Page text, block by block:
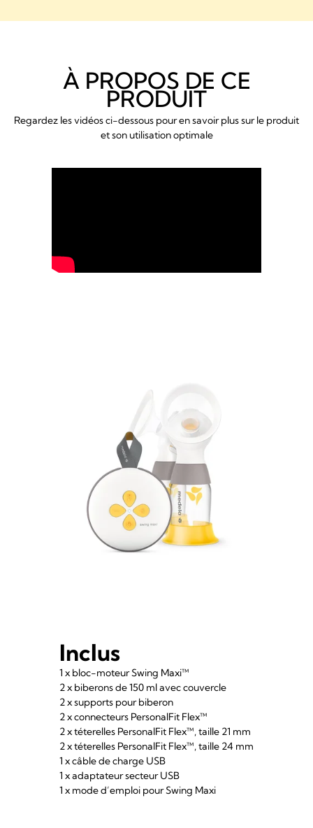
À PROPOS DE CE
PRODUIT
Regardez les vidéos ci-dessous pour en savoir plus sur le produit
et son utilisation optimale
Inclus
1 x bloc-moteur Swing Maxi™
2 x biberons de 150 ml avec couvercle
2 x supports pour biberon
2 x connecteurs PersonalFit Flex™
2 x téterelles PersonalFit Flex™, taille 21 mm
2 x téterelles PersonalFit Flex™, taille 24 mm
1 x câble de charge USB
1 x adaptateur secteur USB
1 x mode d’emploi pour Swing Maxi